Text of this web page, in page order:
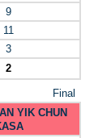
9
11
3
2
Final
YIK CHUN